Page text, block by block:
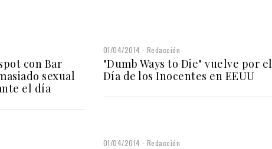
con Bar
sexual
el día
01/04/2014 Redacción
"Dumb Ways to Die" vuelve por el
Día de los Inocentes en EEUU
01/04/2014 Redacción